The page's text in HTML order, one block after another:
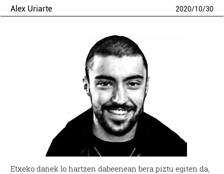
Alex Uriarte 2020/10/30
Etxeko danek lo hartzen dabeenean bera piztu egiten da,